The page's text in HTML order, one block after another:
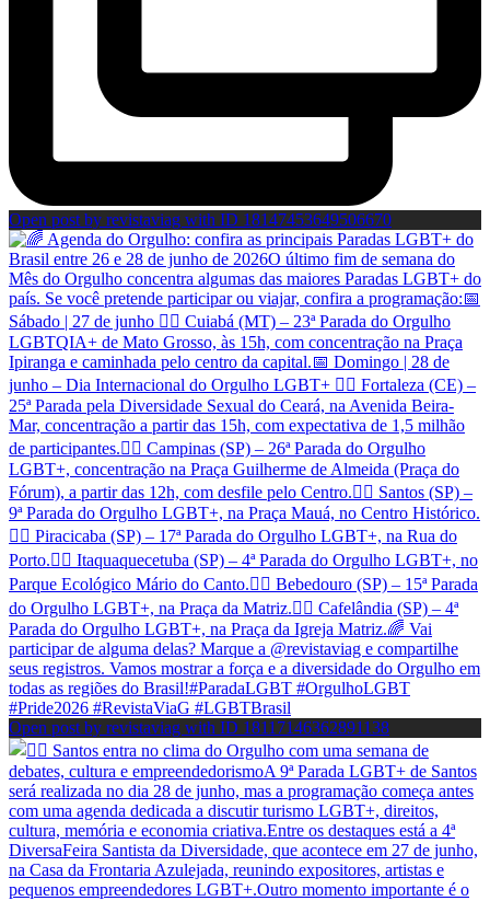
Open post by revistaviag with ID 18147453649506670
Open post by revistaviag with ID 18117146362891138